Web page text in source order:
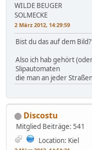
WILDE BEUGER
SOLMECKE
2 März 2012, 14:29:59
Bist du das auf dem
Also ich hab gehört
Slipautomaten
die man an jeder
Discostu
Mitglied Beiträge: 541
Location: Kiel